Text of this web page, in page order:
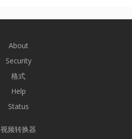
About
Security
格式
Help
Status
视频转换器